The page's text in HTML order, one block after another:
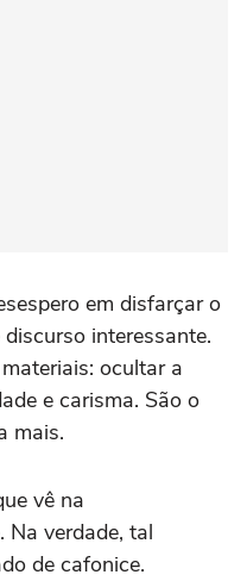
em disfarçar o
interessante.
ocultar a
e carisma. São o
mais.
vê na
Na verdade, tal
de cafonice.